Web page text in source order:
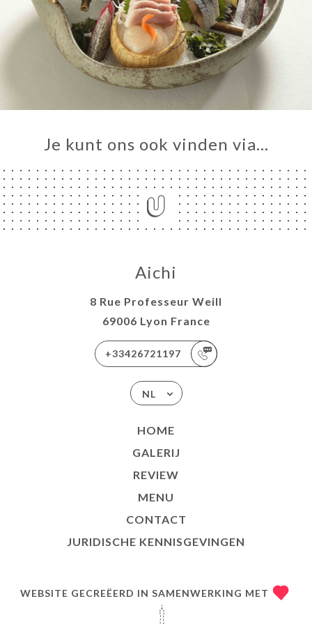
Je kunt ons ook vinden via…
Aichi
8 Rue Professeur Weill
69006 Lyon France
+33426721197
NL
HOME
GALERIJ
REVIEW
MENU
CONTACT
JURIDISCHE KENNISGEVINGEN
WEBSITE GECREËERD IN SAMENWERKING MET